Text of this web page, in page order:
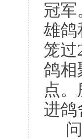
冠军
雄鸽
笼
鸽相
点
进鸽